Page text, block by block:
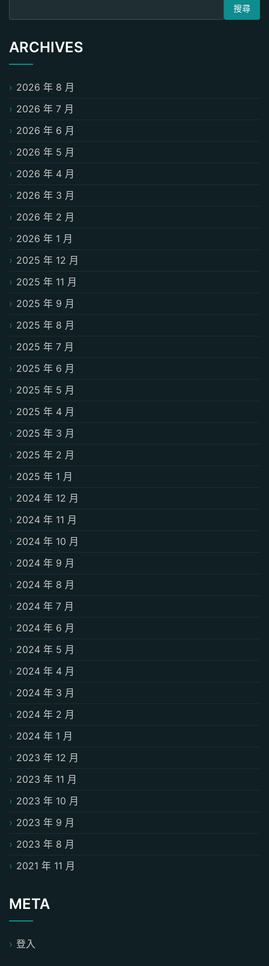
ARCHIVES
2026 年 8 月
2026 年 7 月
2026 年 6 月
2026 年 5 月
2026 年 4 月
2026 年 3 月
2026 年 2 月
2026 年 1 月
2025 年 12 月
2025 年 11 月
2025 年 9 月
2025 年 8 月
2025 年 7 月
2025 年 6 月
2025 年 5 月
2025 年 4 月
2025 年 3 月
2025 年 2 月
2025 年 1 月
2024 年 12 月
2024 年 11 月
2024 年 10 月
2024 年 9 月
2024 年 8 月
2024 年 7 月
2024 年 6 月
2024 年 5 月
2024 年 4 月
2024 年 3 月
2024 年 2 月
2024 年 1 月
2023 年 12 月
2023 年 11 月
2023 年 10 月
2023 年 9 月
2023 年 8 月
2021 年 11 月
META
登入